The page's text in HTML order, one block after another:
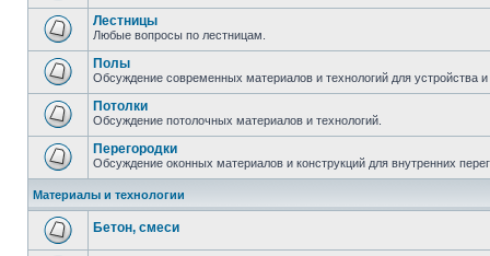
Лестницы
Любые вопросы по лестницам.
Полы
Обсуждение современных материалов и технологий для устройства
Потолки
Обсуждение потолочных материалов и технологий.
Перегородки
Обсуждение оконных материалов и конструкций для внутренних
Материалы и технологии
Бетон, смеси